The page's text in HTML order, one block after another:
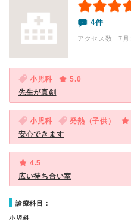
4件
アクセス数 7月:
小児科
5.0
先生が真剣
小児科 発熱（子供）
安心できます
4.5
広い待ち合い室
診療科目：
小児科